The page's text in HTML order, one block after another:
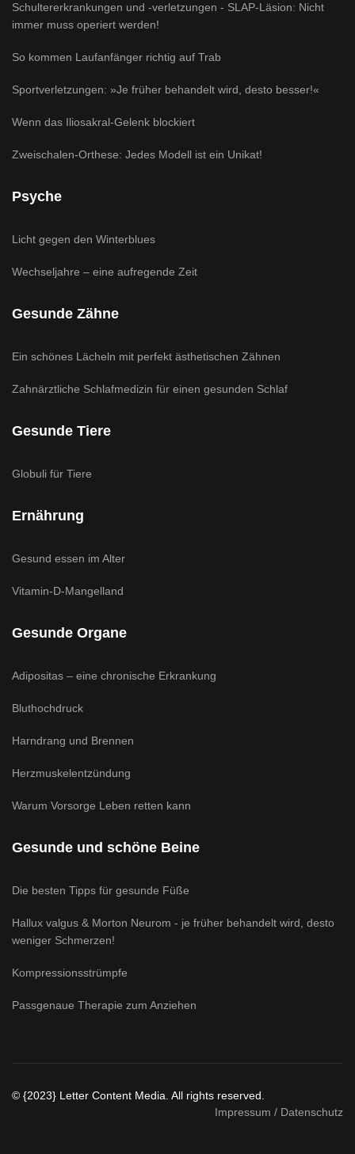
Schultererkrankungen und -verletzungen - SLAP-Läsion: Nicht
immer muss operiert werden!
So kommen Laufanfänger richtig auf Trab
Sportverletzungen: »Je früher behandelt wird, desto besser!«
Wenn das Iliosakral-Gelenk blockiert
Zweischalen-Orthese: Jedes Modell ist ein Unikat!
Psyche
Licht gegen den Winterblues
Wechseljahre – eine aufregende Zeit
Gesunde Zähne
Ein schönes Lächeln mit perfekt ästhetischen Zähnen
Zahnärztliche Schlafmedizin für einen gesunden Schlaf
Gesunde Tiere
Globuli für Tiere
Ernährung
Gesund essen im Alter
Vitamin-D-Mangelland
Gesunde Organe
Adipositas – eine chronische Erkrankung
Bluthochdruck
Harndrang und Brennen
Herzmuskelentzündung
Warum Vorsorge Leben retten kann
Gesunde und schöne Beine
Die besten Tipps für gesunde Füße
Hallux valgus & Morton Neurom - je früher behandelt wird, desto
weniger Schmerzen!
Kompressionsstrümpfe
Passgenaue Therapie zum Anziehen
© {2023} Letter Content Media. All rights reserved.
Impressum / Datenschutz